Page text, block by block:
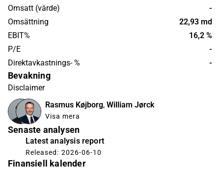
ligger i Singapore.
Omsatt (värde)
-
Omsättning
22,93 md
EBIT%
16,2 %
P/E
-
Direktavkastnings- %
-
Bevakning
Disclaimer
Rasmus Køjborg, William Jørck
Visa mera
Senaste analysen
Latest analysis report
Released: 2026-06-10
Finansiell kalender